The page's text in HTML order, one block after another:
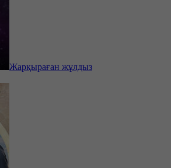
Жарқыраған жұлдыз